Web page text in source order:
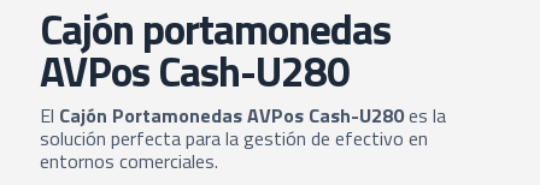
Cajón portamonedas
AVPos Cash-U280
El Cajón Portamonedas AVPos Cash-U280es la
solución perfecta para la gestión de efectivo en
entornos comerciales.